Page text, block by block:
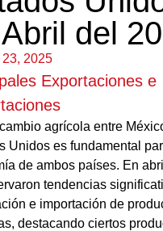
del
2025
Exportaciones e
agrícola entre
Unidos es fundamental
de ambos países. En
tendencias
e importación de
destacando ciertos